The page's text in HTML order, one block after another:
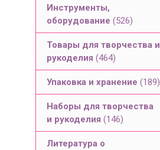
Инструменты,
оборудование (526)
Товары для творчества и
рукоделия (464)
Упаковка и хранение (189)
Наборы для творчества
и рукоделия (146)
Литература о